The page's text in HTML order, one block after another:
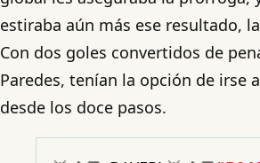
estiraba aún más ese resultado,
Con dos goles convertidos de
Paredes, tenían la opción de irse
desde los doce pasos.